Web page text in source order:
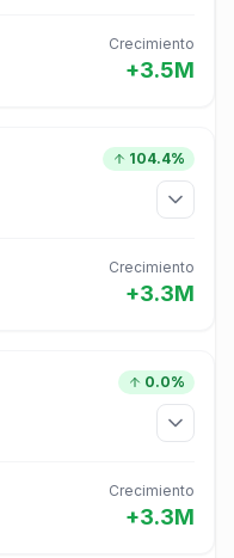
Crecimiento
+3.5M
104.4%
Crecimiento
+3.3M
0.0%
Crecimiento
+3.3M